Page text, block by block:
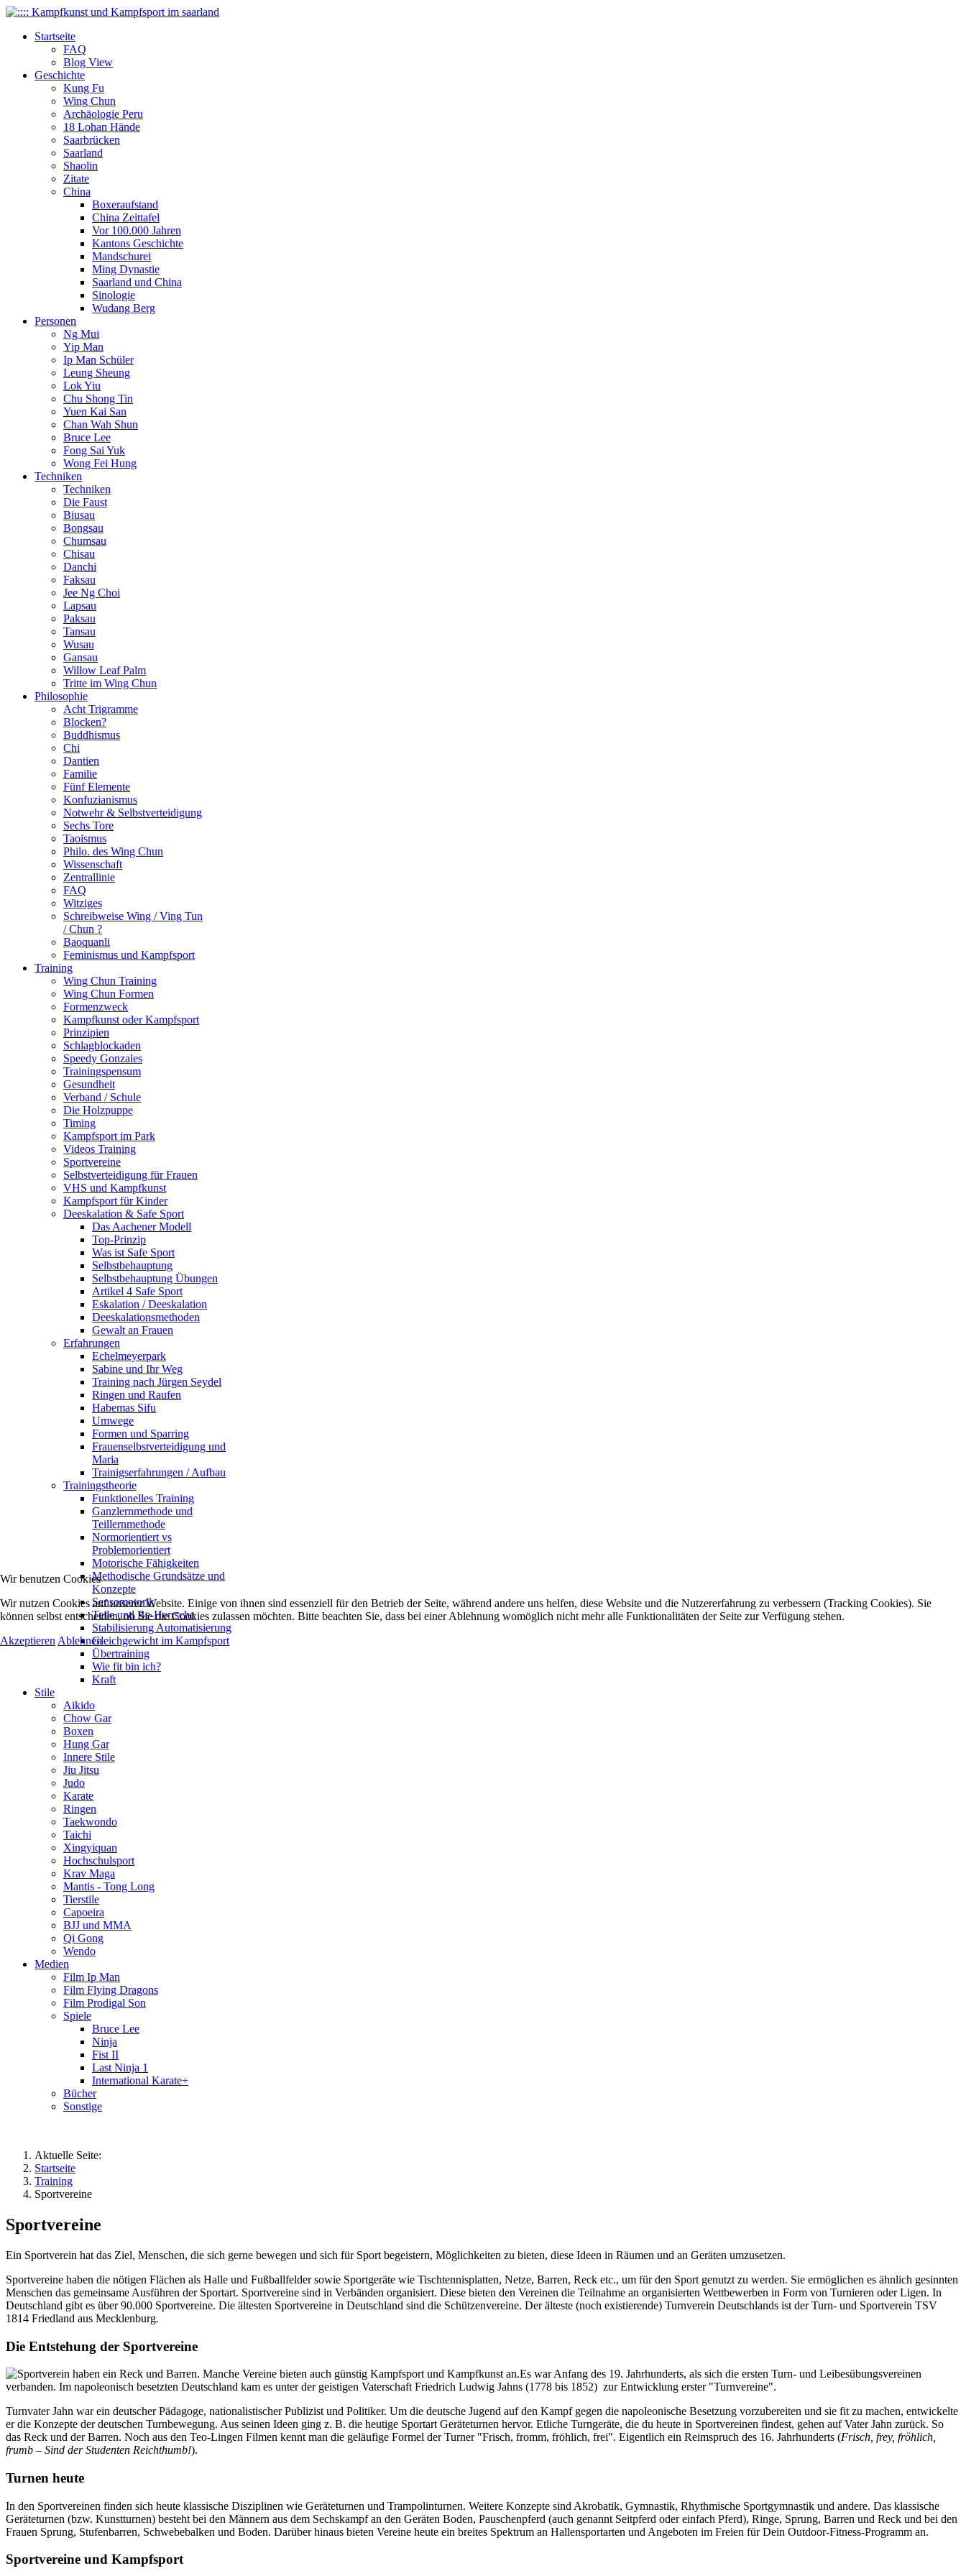
Startseite
FAQ
Blog View
Geschichte
Kung Fu
Wing Chun
Archäologie Peru
18 Lohan Hände
Saarbrücken
Saarland
Shaolin
Zitate
China
Boxeraufstand
China Zeittafel
Vor 100.000 Jahren
Kantons Geschichte
Mandschurei
Ming Dynastie
Saarland und China
Sinologie
Wudang Berg
Personen
Ng Mui
Yip Man
Ip Man Schüler
Leung Sheung
Lok Yiu
Chu Shong Tin
Yuen Kai San
Chan Wah Shun
Bruce Lee
Fong Sai Yuk
Wong Fei Hung
Techniken
Techniken
Die Faust
Biusau
Bongsau
Chumsau
Chisau
Danchi
Faksau
Jee Ng Choi
Lapsau
Paksau
Tansau
Wusau
Gansau
Willow Leaf Palm
Tritte im Wing Chun
Philosophie
Acht Trigramme
Blocken?
Buddhismus
Chi
Dantien
Familie
Fünf Elemente
Konfuzianismus
Notwehr & Selbstverteidigung
Sechs Tore
Taoismus
Philo. des Wing Chun
Wissenschaft
Zentrallinie
FAQ
Witziges
Schreibweise Wing / Ving Tun
/ Chun ?
Baoquanli
Feminismus und Kampfsport
Training
Wing Chun Training
Wing Chun Formen
Formenzweck
Kampfkunst oder Kampfsport
Prinzipien
Schlagblockaden
Speedy Gonzales
Trainingspensum
Gesundheit
Verband / Schule
Die Holzpuppe
Timing
Kampfsport im Park
Videos Training
Sportvereine
Selbstverteidigung für Frauen
VHS und Kampfkunst
Kampfsport für Kinder
Deeskalation & Safe Sport
Das Aachener Modell
Top-Prinzip
Was ist Safe Sport
Selbstbehauptung
Selbstbehauptung Übungen
Artikel 4 Safe Sport
Eskalation / Deeskalation
Deeskalationsmethoden
Gewalt an Frauen
Erfahrungen
Echelmeyerpark
Sabine und Ihr Weg
Training nach Jürgen Seydel
Ringen und Raufen
Habemas Sifu
Umwege
Formen und Sparring
Frauenselbstverteidigung und
Maria
Trainigserfahrungen / Aufbau
Trainingstheorie
Funktionelles Training
Ganzlernmethode und
Teillernmethode
Normorientiert vs
Problemorientiert
Motorische Fähigkeiten
Methodische Grundsätze und
Konzepte
Sensomotorik
Teile und Be-Herrsche
Stabilisierung Automatisierung
Gleichgewicht im Kampfsport
Übertraining
Wie fit bin ich?
Kraft
Stile
Aikido
Chow Gar
Boxen
Hung Gar
Innere Stile
Jiu Jitsu
Judo
Karate
Ringen
Taekwondo
Taichi
Xingyiquan
Hochschulsport
Krav Maga
Mantis - Tong Long
Tierstile
Capoeira
BJJ und MMA
Qi Gong
Wendo
Medien
Film Ip Man
Film Flying Dragons
Film Prodigal Son
Spiele
Bruce Lee
Ninja
Fist II
Last Ninja 1
International Karate+
Bücher
Sonstige
Aktuelle Seite:
Startseite
Training
Sportvereine
Sportvereine
Ein Sportverein hat das Ziel, Menschen, die sich gerne bewegen und sich für Sport begeistern, Möglichkeiten zu bieten, diese Ideen in Räumen und an Geräten umzusetzen.
Sportvereine haben die nötigen Flächen als Halle und Fußballfelder sowie Sportgeräte wie Tischtennisplatten, Netze, Barren, Reck etc., um für den Sport genutzt zu werden. Sie ermöglichen es ähnlich gesinnten
Menschen das gemeinsame Ausführen der Sportart. Sportvereine sind in Verbänden organisiert. Diese bieten den Vereinen die Teilnahme an organisierten Wettbewerben in Form von Turnieren oder Ligen. In
Deutschland gibt es über 90.000 Sportvereine. Die ältesten Sportvereine in Deutschland sind die Schützenvereine. Der älteste (noch existierende) Turnverein Deutschlands ist der Turn- und Sportverein TSV
1814 Friedland aus Mecklenburg.
Die Entstehung der Sportvereine
Es war Anfang des 19. Jahrhunderts, als sich die ersten Turn- und Leibesübungsvereinen
verbanden. Im napoleonisch besetzten Deutschland kam es unter der geistigen Vaterschaft Friedrich Ludwig Jahns (1778 bis 1852) zur Entwicklung erster "Turnvereine".
Turnvater Jahn war ein deutscher Pädagoge, nationalistischer Publizist und Politiker. Um die deutsche Jugend auf den Kampf gegen die napoleonische Besetzung vorzubereiten und sie fit zu machen, entwickelte
er die Konzepte der deutschen Turnbewegung. Aus seinen Ideen ging z. B. die heutige Sportart Geräteturnen hervor. Etliche Turngeräte, die du heute in Sportvereinen findest, gehen auf Vater Jahn zurück. So
das Reck und der Barren. Noch aus den Teo-Lingen Filmen kennt man die geläufige Formel der Turner "Frisch, fromm, fröhlich, frei". Eigentlich ein Reimspruch des 16. Jahrhunderts (Frisch, frey, fröhlich,
frumb – Sind der Studenten Reichthumb!).
Turnen heute
In den Sportvereinen finden sich heute klassische Disziplinen wie Geräteturnen und Trampolinturnen. Weitere Konzepte sind Akrobatik, Gymnastik, Rhythmische Sportgymnastik und andere. Das klassische
Geräteturnen (bzw. Kunstturnen) besteht bei den Männern aus dem Sechskampf an den Geräten Boden, Pauschenpferd (auch genannt Seitpferd oder einfach Pferd), Ringe, Sprung, Barren und Reck und bei den
Frauen Sprung, Stufenbarren, Schwebebalken und Boden. Darüber hinaus bieten Vereine heute ein breites Spektrum an Hallensportarten und Angeboten im Freien für Dein Outdoor-Fitness-Programm an.
Sportvereine und Kampfsport
Wir benutzen Cookies
Wir nutzen Cookies auf unserer Website. Einige von ihnen sind essenziell für den Betrieb der Seite, während andere uns helfen, diese Website und die Nutzererfahrung zu verbessern (Tracking Cookies). Sie
können selbst entscheiden, ob Sie die Cookies zulassen möchten. Bitte beachten Sie, dass bei einer Ablehnung womöglich nicht mehr alle Funktionalitäten der Seite zur Verfügung stehen.
Akzeptieren Ablehnen